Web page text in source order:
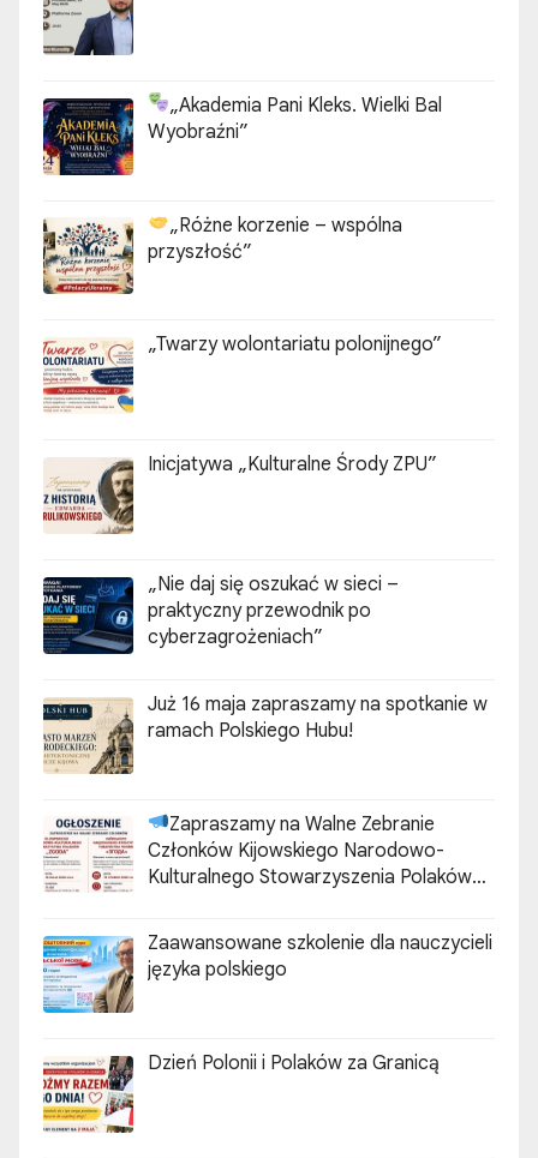
„Akademia Pani Kleks. Wielki Bal
Wyobraźni”
„Różne korzenie – wspólna
przyszłość”
„Twarzy wolontariatu polonijnego”
Inicjatywa „Kulturalne Środy ZPU”
„Nie daj się oszukać w sieci –
praktyczny przewodnik po
cyberzagrożeniach”
Już 16 maja zapraszamy na spotkanie w
ramach Polskiego Hubu!
Zapraszamy na Walne Zebranie
Członków Kijowskiego Narodowo-
Kulturalnego Stowarzyszenia Polaków
Zaawansowane szkolenie dla nauczycieli
języka polskiego
Dzień Polonii i Polaków za Granicą